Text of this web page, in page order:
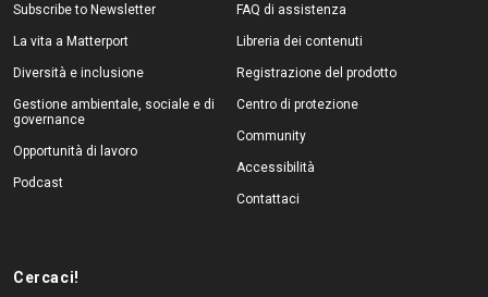
Subscribe to Newsletter
La vita a Matterport
Diversità e inclusione
Gestione ambientale, sociale e di
governance
Opportunità di lavoro
Podcast
FAQ di assistenza
Libreria dei contenuti
Registrazione del prodotto
Centro di protezione
Community
Accessibilità
Contattaci
Cercaci!